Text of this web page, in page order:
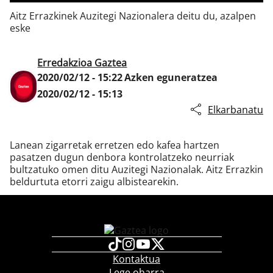
Aitz Errazkinek Auzitegi Nazionalera deitu du, azalpen
eske
Erredakzioa Gaztea
2020/02/12 - 15:22Azken eguneratzea
2020/02/12 - 15:13
Elkarbanatu
Lanean zigarretak erretzen edo kafea hartzen
pasatzen dugun denbora kontrolatzeko neurriak
bultzatuko omen ditu Auzitegi Nazionalak. Aitz Errazkin
beldurtuta etorri zaigu albistearekin.
Kontaktua